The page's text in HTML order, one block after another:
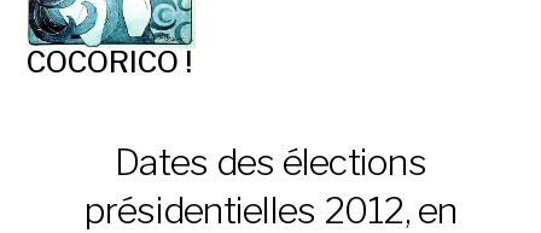
COCORICO !
Dates des élections
présidentielles 2012, en